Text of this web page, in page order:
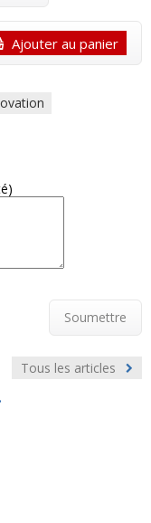
Ajouter au panier
Soumettre
Tous les articles